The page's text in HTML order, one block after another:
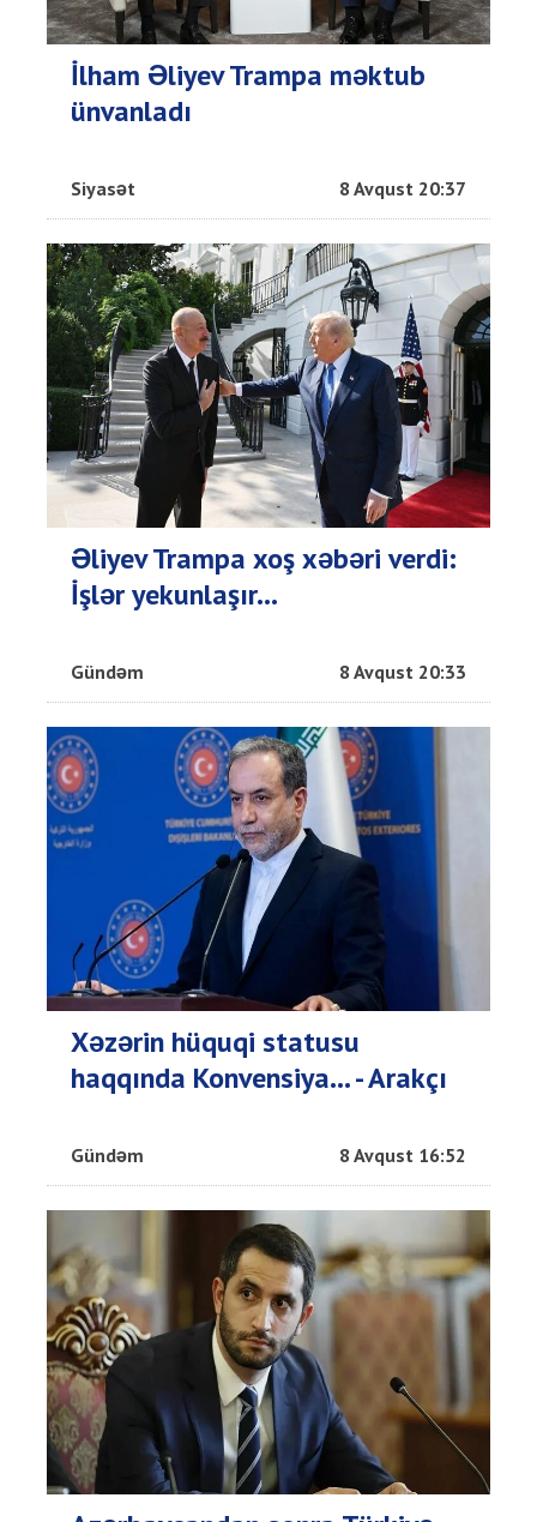
İlham Əliyev Trampa məktub
ünvanladı
Siyasət 8 Avqust 20:37
Əliyev Trampa xoş xəbəri verdi:
İşlər yekunlaşır...
Gündəm 8 Avqust 20:33
Xəzərin hüquqi statusu
haqqında Konvensiya... - Arakçı
Gündəm 8 Avqust 16:52